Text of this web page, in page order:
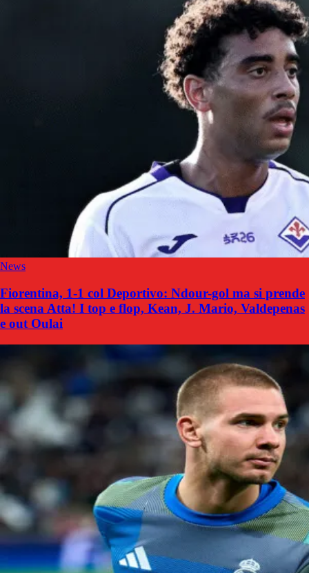
News
Fiorentina, 1-1 col Deportivo: Ndour-gol ma si prende
la scena Atta! I top e flop, Kean, J. Mario, Valdepenas
e out Oulai